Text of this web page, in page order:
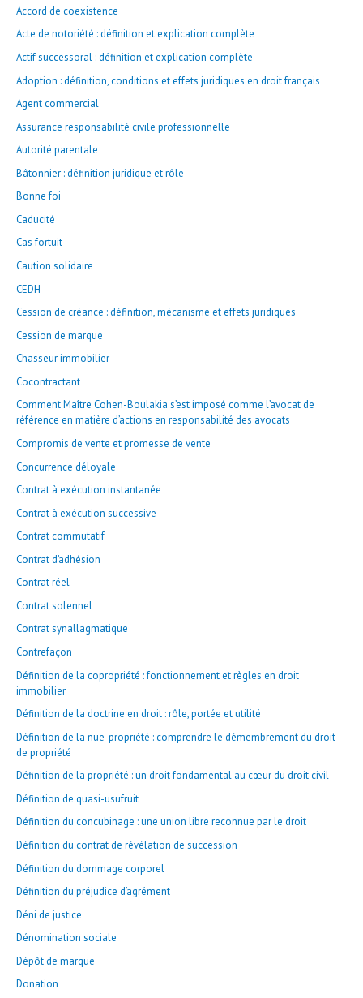
c
h
:
Accord de coexistence
Acte de notoriété : définition et explication complète
Actif successoral : définition et explication complète
Adoption : définition, conditions et effets juridiques en droit français
Agent commercial
Assurance responsabilité civile professionnelle
Autorité parentale
Bâtonnier : définition juridique et rôle
Bonne foi
Caducité
Cas fortuit
Caution solidaire
CEDH
Cession de créance : définition, mécanisme et effets juridiques
Cession de marque
Chasseur immobilier
Cocontractant
Comment Maître Cohen-Boulakia s’est imposé comme l’avocat de
référence en matière d’actions en responsabilité des avocats
Compromis de vente et promesse de vente
Concurrence déloyale
Contrat à exécution instantanée
Contrat à exécution successive
Contrat commutatif
Contrat d’adhésion
Contrat réel
Contrat solennel
Contrat synallagmatique
Contrefaçon
Définition de la copropriété : fonctionnement et règles en droit
immobilier
Définition de la doctrine en droit : rôle, portée et utilité
Définition de la nue-propriété : comprendre le démembrement du droit
de propriété
Définition de la propriété : un droit fondamental au cœur du droit civil
Définition de quasi-usufruit
Définition du concubinage : une union libre reconnue par le droit
Définition du contrat de révélation de succession
Définition du dommage corporel
Définition du préjudice d’agrément
Déni de justice
Dénomination sociale
Dépôt de marque
Donation